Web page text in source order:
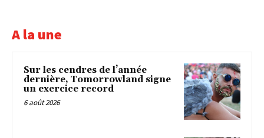
A la une
Sur les cendres de l’année
dernière, Tomorrowland signe
un exercice record
6 août 2026